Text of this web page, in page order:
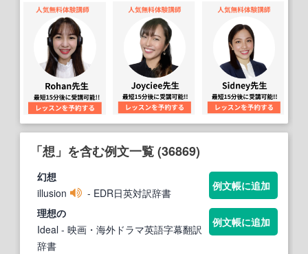
「想」を含む例文一覧 (36869)
幻想
illusion
- EDR日英対訳辞書
例文帳に追加
理想の
Ideal - 映画・海外ドラマ英語字幕翻訳
辞書
例文帳に追加